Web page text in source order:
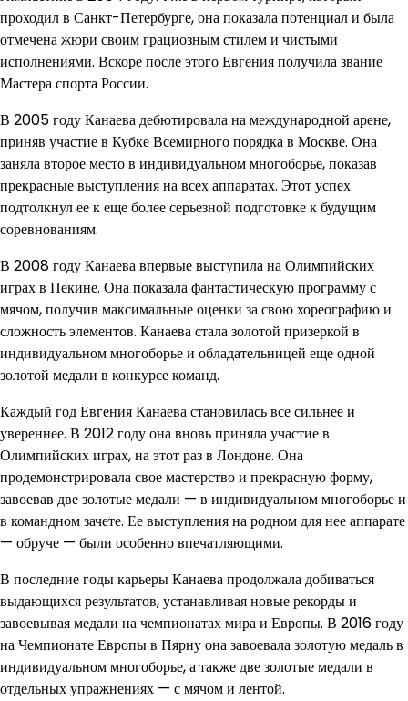
проходил в Санкт-Петербурге, она показала потенциал и была
отмечена жюри своим грациозным стилем и чистыми
исполнениями. Вскоре после этого Евгения получила звание
Мастера спорта России.
В 2005 году Канаева дебютировала на международной арене,
приняв участие в Кубке Всемирного порядка в Москве. Она
заняла второе место в индивидуальном многоборье, показав
прекрасные выступления на всех аппаратах. Этот успех
подтолкнул ее к еще более серьезной подготовке к будущим
соревнованиям.
В 2008 году Канаева впервые выступила на Олимпийских
играх в Пекине. Она показала фантастическую программу с
мячом, получив максимальные оценки за свою хореографию и
сложность элементов. Канаева стала золотой призеркой в
индивидуальном многоборье и обладательницей еще одной
золотой медали в конкурсе команд.
Каждый год Евгения Канаева становилась все сильнее и
увереннее. В 2012 году она вновь приняла участие в
Олимпийских играх, на этот раз в Лондоне. Она
продемонстрировала свое мастерство и прекрасную форму,
завоевав две золотые медали — в индивидуальном многоборье и
в командном зачете. Ее выступления на родном для нее аппарате
— обруче — были особенно впечатляющими.
В последние годы карьеры Канаева продолжала добиваться
выдающихся результатов, устанавливая новые рекорды и
завоевывая медали на чемпионатах мира и Европы. В 2016 году
на Чемпионате Европы в Пярну она завоевала золотую медаль в
индивидуальном многоборье, а также две золотые медали в
отдельных упражнениях — с мячом и лентой.